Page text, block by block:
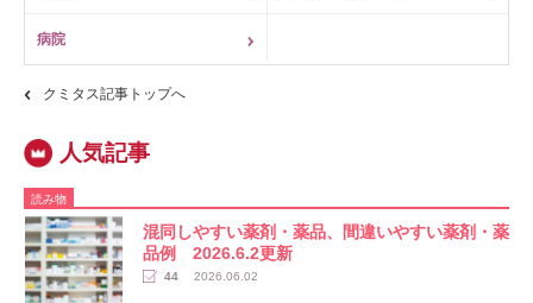
病院
クミタス記事トップへ
読み物
混同しやすい薬剤・薬品、間違いやすい薬剤・薬
品例 2026.6.2更新
44 2026.06.02